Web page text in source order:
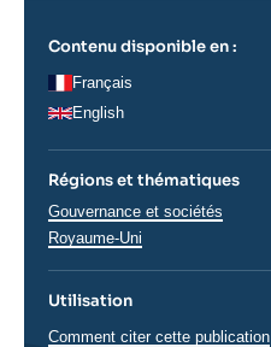
Contenu disponible en :
Français
English
Régions et thématiques
Thématiques
analyses
Gouvernance et sociétés
Régions
Royaume-Uni
Utilisation
Comment citer cette publication